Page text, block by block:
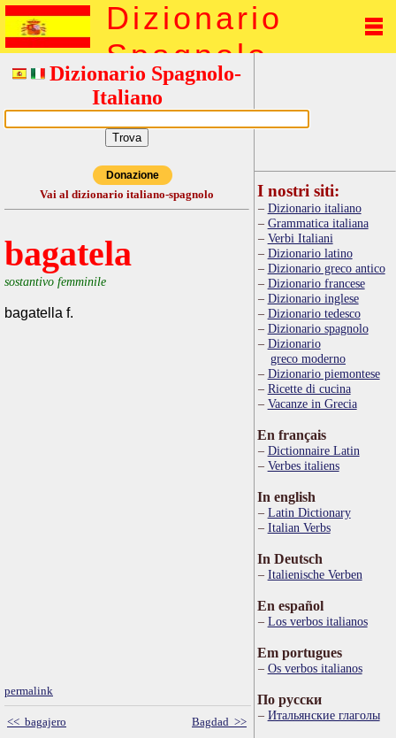
Dizionario
Spagnolo
Dizionario Spagnolo-
Italiano
Donazione
Vai al dizionario italiano-spagnolo
bagatela
sostantivo femminile
bagatella f.
permalink
<< bagajero Bagdad >>
I nostri siti:
Dizionario italiano
Grammatica italiana
Verbi Italiani
Dizionario latino
Dizionario greco antico
Dizionario francese
Dizionario inglese
Dizionario tedesco
Dizionario spagnolo
Dizionario
greco moderno
Dizionario piemontese
Ricette di cucina
Vacanze in Grecia
En français
Dictionnaire Latin
Verbes italiens
In english
Latin Dictionary
Italian Verbs
In Deutsch
Italienische Verben
En español
Los verbos italianos
Em portugues
Os verbos italianos
По русски
Итальянские глаголы